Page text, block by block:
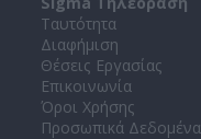
Ταυτότητα
Διαφήμιση
Θέσεις Εργασίας
Επικοινωνία
Όροι Χρήσης
Προσωπικά Δεδομένα